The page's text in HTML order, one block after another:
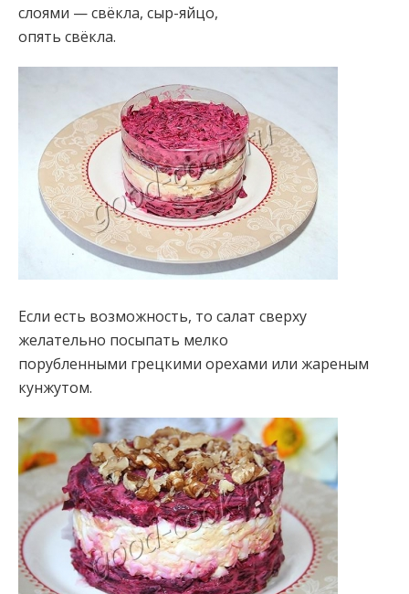
слоями — свёкла, сыр-яйцо,
опять свёкла.
Если есть возможность, то салат сверху
желательно посыпать мелко
порубленными грецкими орехами или жареным
кунжутом.